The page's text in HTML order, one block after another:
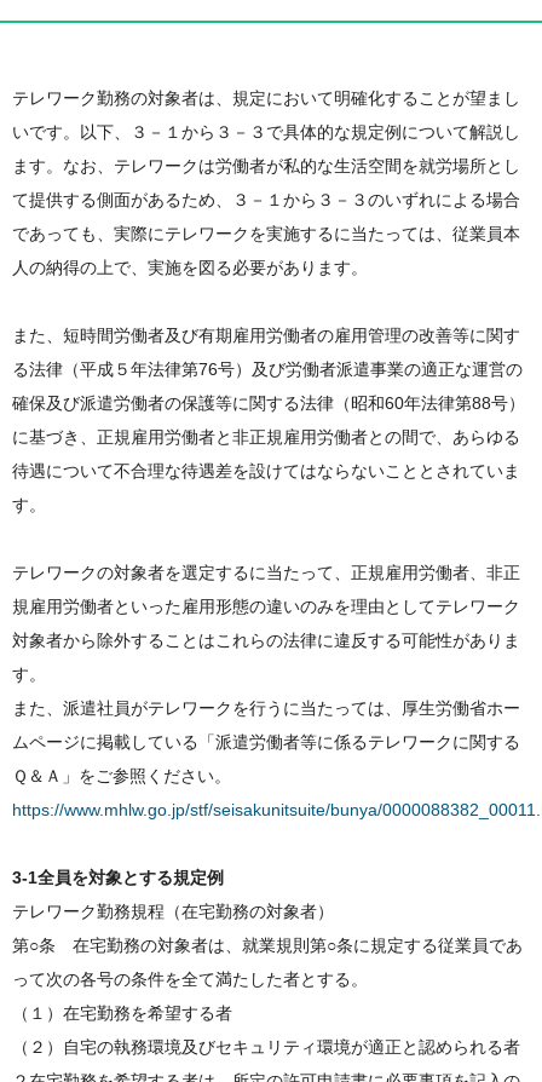
テレワーク勤務の対象者は、規定において明確化することが望まし
いです。以下、３－１から３－３で具体的な規定例について解説し
ます。なお、テレワークは労働者が私的な生活空間を就労場所とし
て提供する側面があるため、３－１から３－３のいずれによる場合
であっても、実際にテレワークを実施するに当たっては、従業員本
人の納得の上で、実施を図る必要があります。
また、短時間労働者及び有期雇用労働者の雇用管理の改善等に関す
る法律（平成５年法律第76号）及び労働者派遣事業の適正な運営の
確保及び派遣労働者の保護等に関する法律（昭和60年法律第88号）
に基づき、正規雇用労働者と非正規雇用労働者との間で、あらゆる
待遇について不合理な待遇差を設けてはならないこととされていま
す。
テレワークの対象者を選定するに当たって、正規雇用労働者、非正
規雇用労働者といった雇用形態の違いのみを理由としてテレワーク
対象者から除外することはこれらの法律に違反する可能性がありま
す。
また、派遣社員がテレワークを行うに当たっては、厚生労働省ホー
ムページに掲載している「派遣労働者等に係るテレワークに関する
Ｑ＆Ａ」をご参照ください。
https://www.mhlw.go.jp/stf/seisakunitsuite/bunya/
3-1全員を対象とする規定例
テレワーク勤務規程（在宅勤務の対象者）
第○条 在宅勤務の対象者は、就業規則第○条に規定する従業員であ
って次の各号の条件を全て満たした者とする。
（１）在宅勤務を希望する者
（２）自宅の執務環境及びセキュリティ環境が適正と認められる者